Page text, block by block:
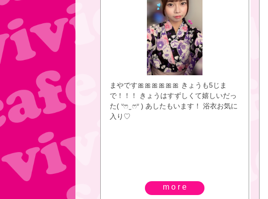
まやです🎀🎀🎀🎀🎀🎀 きょうも5じま
で！！！ きょうはすずしくて嬉しいだっ
た( ᐡෆ ̫ ෆᐡ ) あしたもいます！ 浴衣お気に
入り♡
more